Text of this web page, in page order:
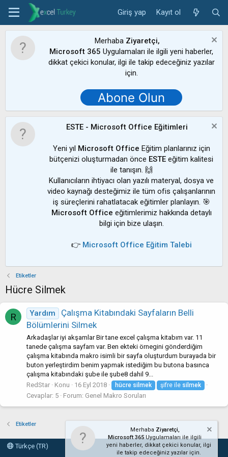
Giriş yap Kayıt ol
Merhaba Ziyaretçi,
Microsoft 365 Uygulamaları ile ilgili yeni haberler,
dikkat çekici konular, ilgi ile takip edeceğiniz yazılar
için.
Abone Olun
ESTE - Microsoft Office Eğitimleri
Yeni yıl Microsoft Office Eğitim planlarınız için
bütçenizi oluşturmadan önce ESTE eğitim kalitesi
ile tanışın. 🙌
Kullanıcıların ihtiyacı olan yazılı materyal, dosya ve
video kaynağı desteğimiz ile tüm ofis çalışanlarının
iş süreçlerini rahatlatacak eğitimler planlayın. 🎯
Microsoft Office eğitimlerimiz hakkında detaylı
bilgi için bize ulaşın.
👉 Microsoft Office Eğitim Talebi
Etiketler
Hücre Silmek
R Yardım
Çalışma Kitabındaki Sayfaların Belli
Bölümlerini Silmek
Arkadaşlar iyi akşamlar Bir tane excel çalışma kitabım var. 11
tanede çalışma sayfam var. Ben ekteki örnegini gönderdiğim
çalışma kitabında makro isimli bir sayfa oluşturdum burayada bir
buton yerleştirdim benim yapmak istediğim bu butona basınca
çalışma kitabındaki şube ile şube8 dahil 9...
RedStar
Konu 16 Eyl 2018 hücre silmek şifre ile silmek
Cevaplar: 5 Forum: Genel Makro Soruları
Etiketler
Türkçe (TR)
Merhaba Ziyaretçi,
Microsoft 365Uygulamaları ile ilgili
yeni haberler, dikkat çekici konular, ilgi
ile takip edeceğiniz yazılar için.